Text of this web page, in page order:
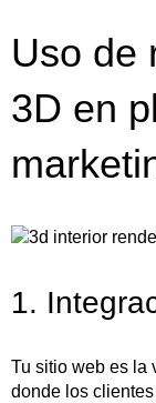
Uso de
3D en
1.
Tu sitio web es
donde los